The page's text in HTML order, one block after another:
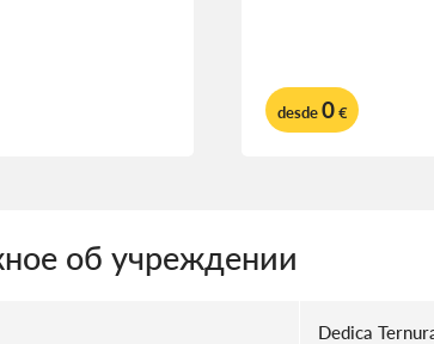
desde0€
об учреждении
Dedica